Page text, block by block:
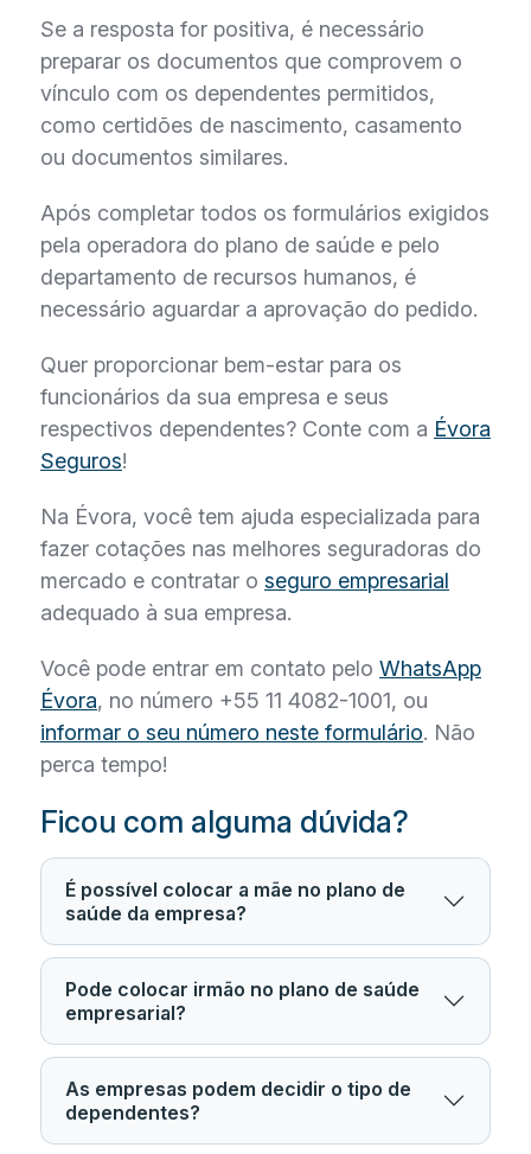
Se a resposta for positiva, é necessário
preparar os documentos que comprovem o
vínculo com os dependentes permitidos,
como certidões de nascimento, casamento
ou documentos similares.
Após completar todos os formulários exigidos
pela operadora do plano de saúde e pelo
departamento de recursos humanos, é
necessário aguardar a aprovação do pedido.
Quer proporcionar bem-estar para os
funcionários da sua empresa e seus
respectivos dependentes? Conte com a Évora
Seguros!
Na Évora, você tem ajuda especializada para
fazer cotações nas melhores seguradoras do
mercado e contratar o seguro empresarial
adequado à sua empresa.
Você pode entrar em contato pelo WhatsApp
Évora, no número +55 11 4082-1001, ou
informar o seu número neste formulário. Não
perca tempo!
Ficou com alguma dúvida?
É possível colocar a mãe no plano de
saúde da empresa?
Pode colocar irmão no plano de saúde
empresarial?
As empresas podem decidir o tipo de
dependentes?